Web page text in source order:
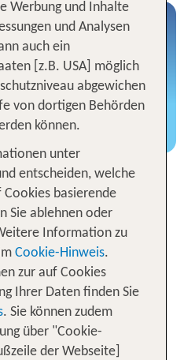
für Dich
uvm.
entdecken!
Istrien in
Istrien ist die ideale Wahl
nach einem stressfreien
Urlaub an der
Die Region im
unglaubliche Vielfalt
die jedem
Werbung und Inhalte
und Analysen
auch ein
[z.B. USA] möglich
abgewichen
von dortigen Behörden
können.
unter
entscheiden, welche
basierende
Sie ablehnen oder
Information zu
Cookie-Hinweis.
zur auf Cookies
Ihrer Daten finden Sie
. Sie können zudem
über "Cookie-
der Webseite]